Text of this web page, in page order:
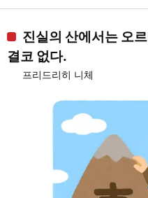
진실의 산에서는 오
결코 없다.
프리드리히 니체